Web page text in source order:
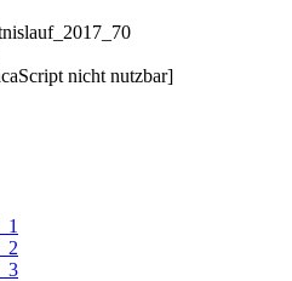
nicht nutzbar]